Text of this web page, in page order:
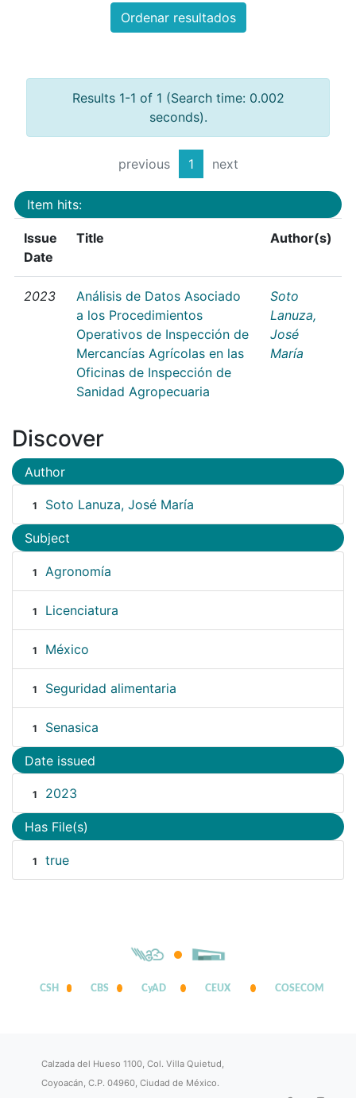
Ordenar resultados
Results 1-1 of 1 (Search time: 0.002
seconds).
previous 1 next
Item hits:
Issue
Date
Title Author(s)
2023
Análisis de Datos Asociado
a los Procedimientos
Operativos de Inspección de
Mercancías Agrícolas en las
Oficinas de Inspección de
Sanidad Agropecuaria
Soto
Lanuza,
José
María
Discover
Author
1 Soto Lanuza, José María
Subject
1 Agronomía
1 Licenciatura
1 México
1 Seguridad alimentaria
1 Senasica
Date issued
1 2023
Has File(s)
1 true
CSH CBS CyAD CEUX COSECOM
Calzada del Hueso 1100, Col. Villa Quietud,
Coyoacán, C.P. 04960, Ciudad de México.